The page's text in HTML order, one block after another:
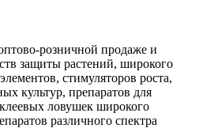
розничной продаже и
защиты растений, широкого
стимуляторов роста,
культур, препаратов для
ловушек широкого
различного спектра